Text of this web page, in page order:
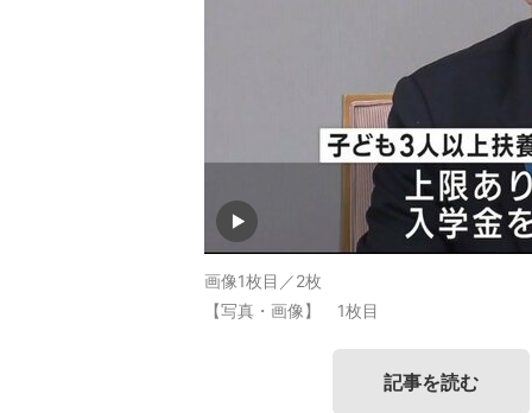
画像1枚目／2枚
【写真・画像】 1枚目
記事を読む